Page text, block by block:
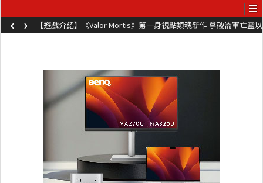
【遊戲介紹】《Valor Mortis》第一身視點類魂新作 拿破崙軍亡靈以
槍械劍與魔法殺敵
‹ ›